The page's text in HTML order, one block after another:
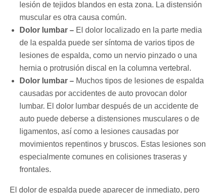
lesión de tejidos blandos en esta zona. La distensión
muscular es otra causa común.
Dolor lumbar – El dolor localizado en la parte media
de la espalda puede ser síntoma de varios tipos de
lesiones de espalda, como un nervio pinzado o una
hernia o protrusión discal en la columna vertebral.
Dolor lumbar – Muchos tipos de lesiones de espalda
causadas por accidentes de auto provocan dolor
lumbar. El dolor lumbar después de un accidente de
auto puede deberse a distensiones musculares o de
ligamentos, así como a lesiones causadas por
movimientos repentinos y bruscos. Estas lesiones son
especialmente comunes en colisiones traseras y
frontales.
El dolor de espalda puede aparecer de inmediato, pero